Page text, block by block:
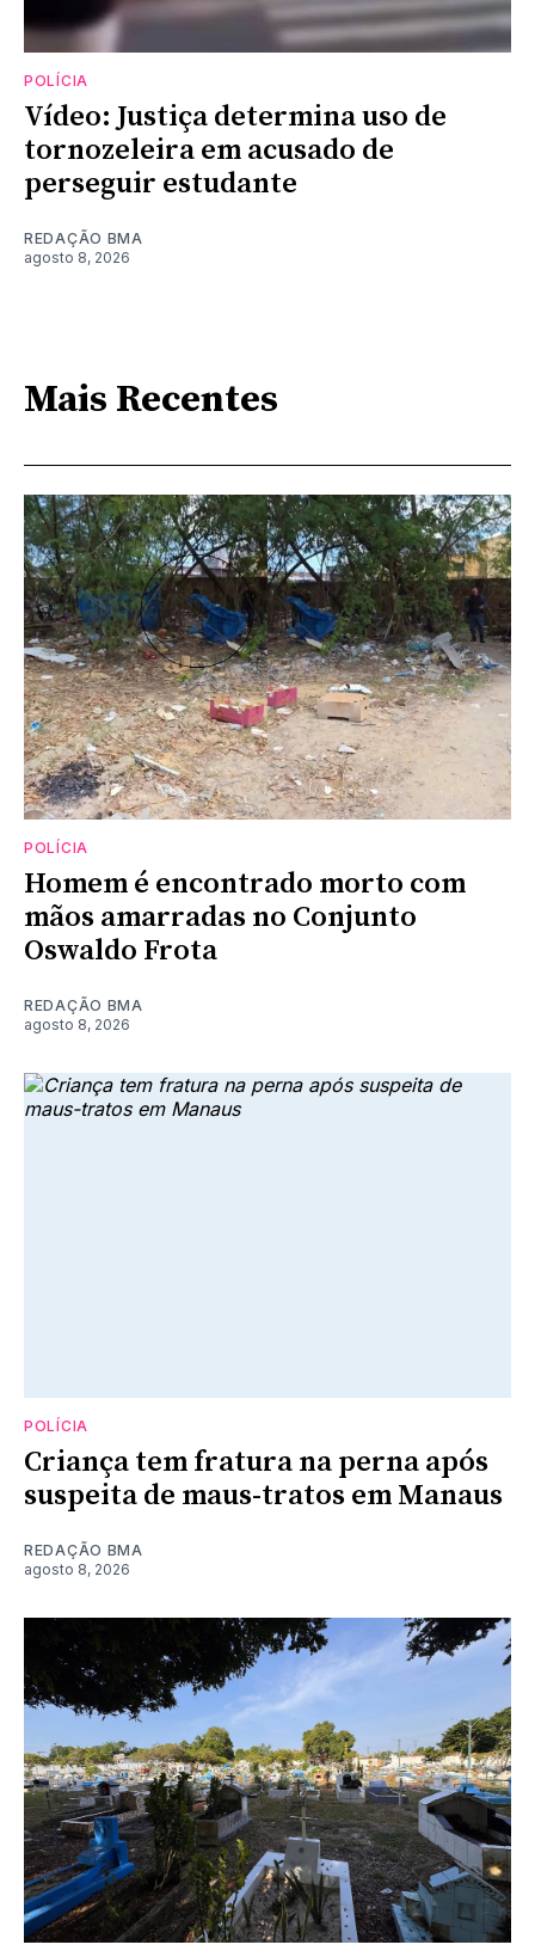
POLÍCIA
Vídeo: Justiça determina uso de
tornozeleira em acusado de
perseguir estudante
REDAÇÃO BMA
agosto 8, 2026
Mais Recentes
POLÍCIA
Homem é encontrado morto com
mãos amarradas no Conjunto
Oswaldo Frota
REDAÇÃO BMA
agosto 8, 2026
POLÍCIA
Criança tem fratura na perna após
suspeita de maus-tratos em Manaus
REDAÇÃO BMA
agosto 8, 2026